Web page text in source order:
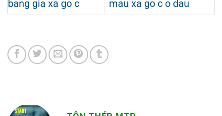
bang gia xa go c mau xa go c o dau